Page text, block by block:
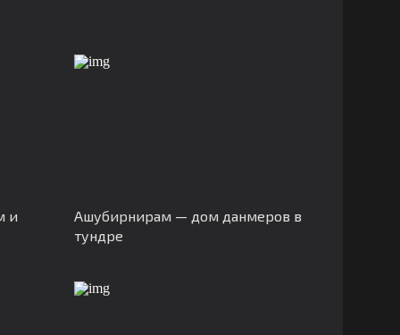
и
Ашубирнирам — дом данмеров в
тундре